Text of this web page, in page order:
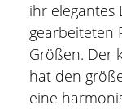
ihr elegantes
gearbeiteten
Größen. Der
hat den
eine